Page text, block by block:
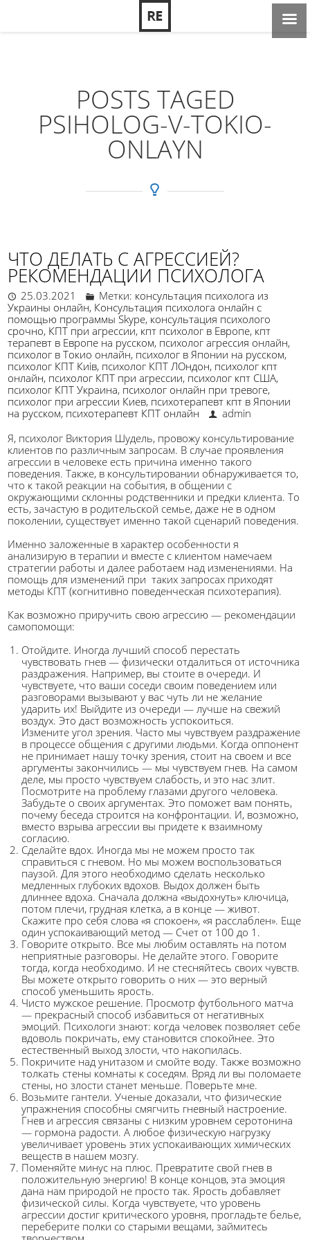
POSTS TAGED
PSIHOLOG-V-TOKIO-
ONLAYN
ЧТО ДЕЛАТЬ С АГРЕССИЕЙ?
РЕКОМЕНДАЦИИ ПСИХОЛОГА
25.03.2021 Метки: консультация психолога из
Украины онлайн, Консультация психолога онлайн с
помощью программы Skype, консультация психолого
срочно, КПТ при агрессии, кпт психолог в Европе, кпт
терапевт в Европе на русском, психолог агрессия онлайн,
психолог в Токио онлайн, психолог в Японии на русском,
психолог КПТ Киів, психолог КПТ ЛОндон, психолог кпт
онлайн, психолог КПТ при агрессии, психолог кпт США,
психолог КПТ Украина, психолог онлайн при тревоге,
психолог при агрессии Киев, психотерапевт кпт в Японии
на русском, психотерапевт КПТ онлайн
admin
Я, психолог Виктория Шудель, провожу консультирование
клиентов по различным запросам. В случае проявления
агрессии в человеке есть причина именно такого
поведения. Также, в консультировании обнаруживается то,
что к такой реакции на события, в общении с
окружающими склонны родственники и предки клиента. То
есть, зачастую в родительской семье, даже не в одном
поколении, существует именно такой сценарий поведения.
Именно заложенные в характер особенности я
анализирую в терапии и вместе с клиентом намечаем
стратегии работы и далее работаем над изменениями. На
помощь для изменений при таких запросах приходят
методы КПТ (когнитивно поведенческая психотерапия).
Как возможно приручить свою агрессию — рекомендации
самопомощи:
Отойдите. Иногда лучший способ перестать
чувствовать гнев — физически отдалиться от источника
раздражения. Например, вы стоите в очереди. И
чувствуете, что ваши соседи своим поведением или
разговорами вызывают у вас чуть ли не желание
ударить их! Выйдите из очереди — лучше на свежий
воздух. Это даст возможность успокоиться.
Измените угол зрения. Часто мы чувствуем раздражение
в процессе общения с другими людьми. Когда оппонент
не принимает нашу точку зрения, стоит на своем и все
аргументы закончились — мы чувствуем гнев. На самом
деле, мы просто чувствуем слабость, и это нас злит.
Посмотрите на проблему глазами другого человека.
Забудьте о своих аргументах. Это поможет вам понять,
почему беседа строится на конфронтации. И, возможно,
вместо взрыва агрессии вы придете к взаимному
согласию.
Сделайте вдох. Иногда мы не можем просто так
справиться с гневом. Но мы можем воспользоваться
паузой. Для этого необходимо сделать несколько
медленных глубоких вдохов. Выдох должен быть
длиннее вдоха. Сначала должна «выдохнуть» ключица,
потом плечи, грудная клетка, а в конце — живот.
Скажите про себя слова «я спокоен», «я расслаблен». Еще
один успокаивающий метод — Счет от 100 до 1.
Говорите открыто. Все мы любим оставлять на потом
неприятные разговоры. Не делайте этого. Говорите
тогда, когда необходимо. И не стесняйтесь своих чувств.
Вы можете открыто говорить о них — это верный
способ уменьшить ярость.
Чисто мужское решение. Просмотр футбольного матча
— прекрасный способ избавиться от негативных
эмоций. Психологи знают: когда человек позволяет себе
вдоволь покричать, ему становится спокойнее. Это
естественный выход злости, что накопилась.
Покричите над унитазом и смойте воду. Также возможно
толкать стены комнаты к соседям. Вряд ли вы поломаете
стены, но злости станет меньше. Поверьте мне.
Возьмите гантели. Ученые доказали, что физические
упражнения способны смягчить гневный настроение.
Гнев и агрессия связаны с низким уровнем серотонина
— гормона радости. А любое физическую нагрузку
увеличивает уровень этих успокаивающих химических
веществ в нашем мозгу.
Поменяйте минус на плюс. Превратите свой гнев в
положительную энергию! В конце концов, эта эмоция
дана нам природой не просто так. Ярость добавляет
физической силы. Когда чувствуете, что уровень
агрессии достиг критического уровня, прогладьте белье,
переберите полки со старыми вещами, займитесь